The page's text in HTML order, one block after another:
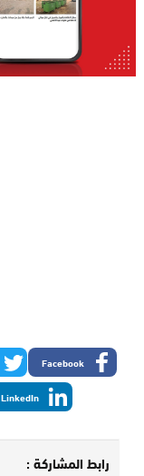
Facebook
LinkedIn
رابط المشاركة :